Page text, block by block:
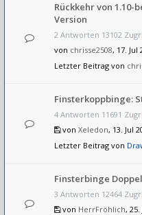
Rückkehr von 1.10-
Version
2 Antworten 13102
von chrisse2508, 17. Jul
Letzter Beitrag von
Finsterkoppbinge:
4 Antworten 11691
von Xeledon, 13. Jul
Letzter Beitrag von
Finsterbinge
3 Antworten 12464
von HerrFröhlich, 25.